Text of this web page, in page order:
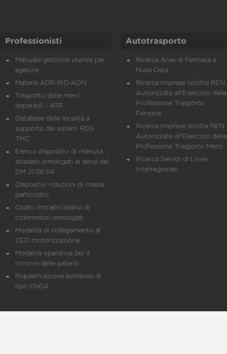
Professionisti
Manuale gestione utenze per
agenzie
Materia ADR-RID-ADN
Trasporto delle merci
deperibili - ATP
Database delle località a
supporto dei sistemi RDS
TMC
Elenco dispositivi di ritenuta
stradale omologati ai sensi del
DM 21.06.04
Dispositivi riduzioni di massa
particolato
Codici immatricolativi di
ciclomotori omologati
Modalità di collegamento al
CED motorizzazione
Modalità operative per il
rinnovo delle patenti
Riqualificazione bombole di
tipo CNG4
Autotrasporto
Ricerca Aree di Fermata e
Nulla Osta
Ricerca Imprese Iscritte REN
Autorizzate all'Esercizio della
Professione Trasporto
Persone
Ricerca Imprese iscritte REN
Autorizzate all'Esercizio della
Professione Trasporto Merci
Ricerca Servizi di Linea
Interregionali